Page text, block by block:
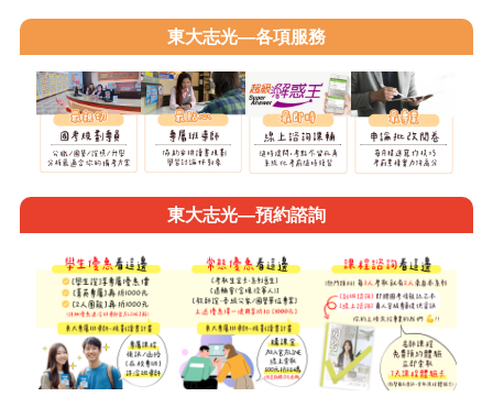
東大志光—各項服務
東大志光—預約諮詢